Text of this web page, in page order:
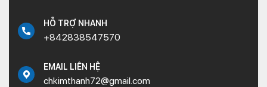
HỖ TRỢ NHANH
+842838547570
EMAIL LIÊN HỆ
chkimthanh72@gmail.com